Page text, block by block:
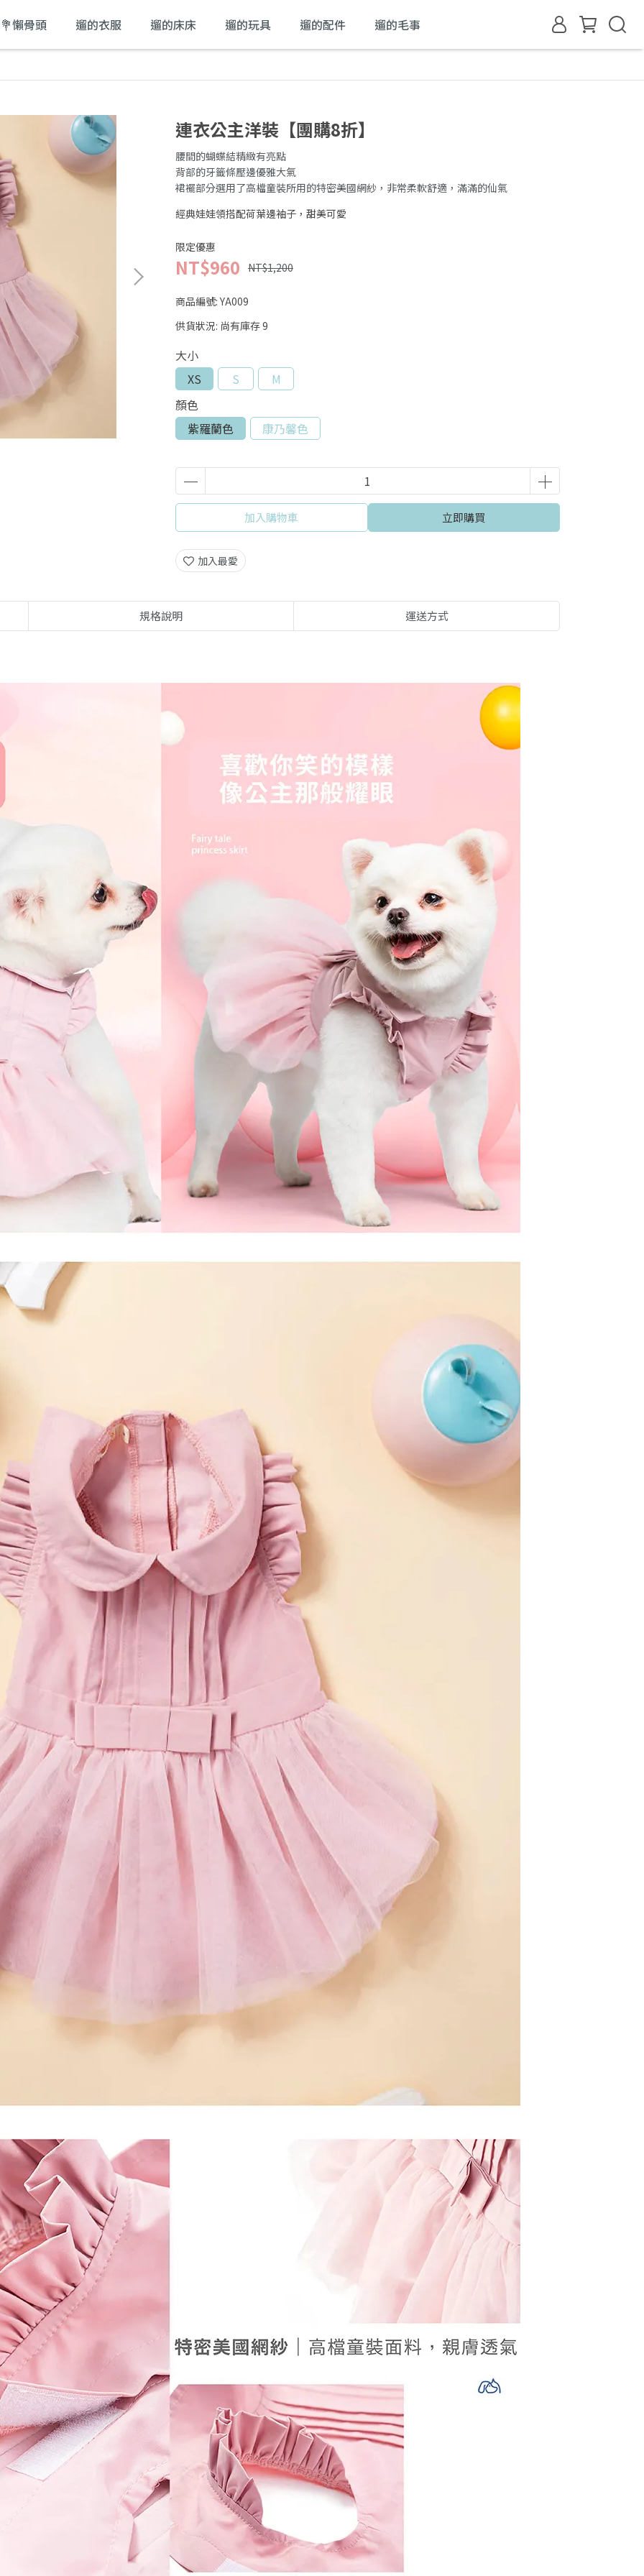
懶骨頭 遛的衣服 遛的床床 遛的玩具 遛的配件 遛的毛事
連衣公主洋裝【團購8折】
腰間的蝴蝶結精緻有亮點
背部的牙籤條壓邊優雅大氣
裙襬部分選用了高檔童裝所用的特密美國網紗，非常柔軟舒適，滿滿的仙氣
經典娃娃領搭配荷葉邊袖子，甜美可愛
限定優惠
NT$960 NT$1,200
商品編號: YA009
供貨狀況: 尚有庫存 9
大小
XS
S
M
顏色
紫羅蘭色
康乃馨色
加入購物車 立即購買
加入最愛
規格說明 運送方式